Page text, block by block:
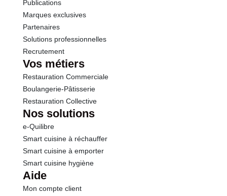
Publications
Marques exclusives
Partenaires
Solutions professionnelles
Recrutement
Vos métiers
Restauration Commerciale
Boulangerie-Pâtisserie
Restauration Collective
Nos solutions
e-Quilibre
Smart cuisine à réchauffer
Smart cuisine à emporter
Smart cuisine hygiène
Aide
Mon compte client